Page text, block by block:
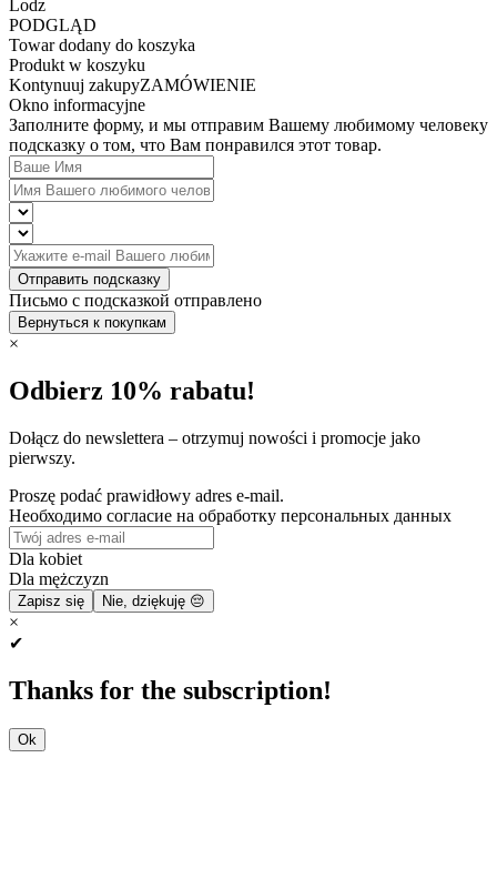
Lodz
PODGLĄD
Towar dodany do koszyka
Produkt w koszyku
Kontynuuj zakupyZAMÓWIENIE
Okno informacyjne
Заполните форму, и мы отправим Вашему любимому человеку
подсказку о том, что Вам понравился этот товар.
Отправить подсказку
Письмо с подсказкой отправлено
Вернуться к покупкам
×
Odbierz 10% rabatu!
Dołącz do newslettera – otrzymuj nowości i promocje jako
pierwszy.
Proszę podać prawidłowy adres e-mail.
Необходимо согласие на обработку персональных данных
Dla kobiet
Dla mężczyzn
Zapisz się Nie, dziękuję 😔
×
✔
Thanks for the subscription!
Ok